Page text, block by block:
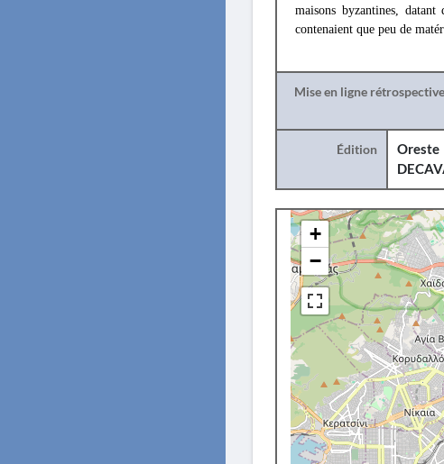
maisons byzantines,
contenaient que peu de
Mise en ligne
Édition
Oreste
+
−